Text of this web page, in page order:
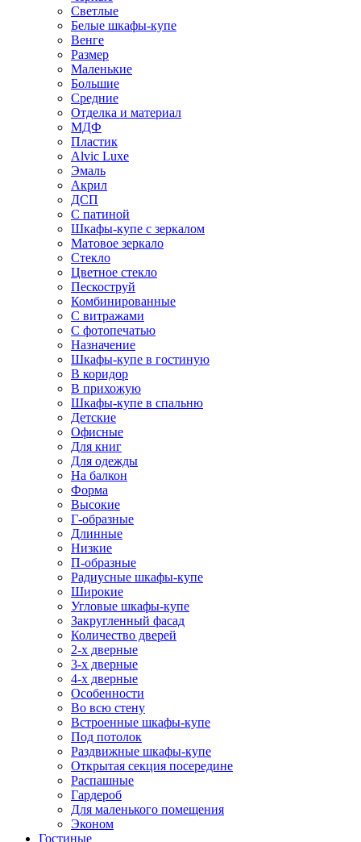
Светлые
Белые шкафы-купе
Венге
Размер
Маленькие
Большие
Средние
Отделка и материал
МДФ
Пластик
Alvic Luxe
Эмаль
Акрил
ДСП
С патиной
Шкафы-купе с зеркалом
Матовое зеркало
Стекло
Цветное стекло
Пескоструй
Комбинированные
С витражами
С фотопечатью
Назначение
Шкафы-купе в гостиную
В коридор
В прихожую
Шкафы-купе в спальню
Детские
Офисные
Для книг
Для одежды
На балкон
Форма
Высокие
Г-образные
Длинные
Низкие
П-образные
Радиусные шкафы-купе
Широкие
Угловые шкафы-купе
Закругленный фасад
Количество дверей
2-х дверные
3-х дверные
4-х дверные
Особенности
Во всю стену
Встроенные шкафы-купе
Под потолок
Раздвижные шкафы-купе
Открытая секция посередине
Распашные
Гардероб
Для маленького помещения
Эконом
Гостиные